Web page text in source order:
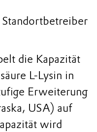
die Kapazität
L-Lysin in
Erweiterung
USA) auf
wird